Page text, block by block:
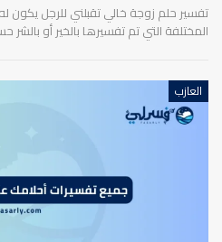
تفسير حلم زوجة خالي تقبلني للرجل يكون
المختلفة التي تم تفسيرها بالخير أو
العازب